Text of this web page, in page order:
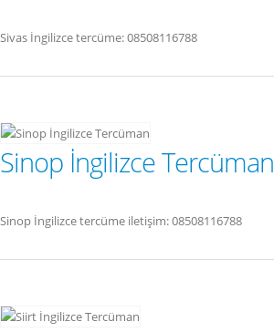
Sivas İngilizce tercüme: 08508116788
Sinop İngilizce Tercüman
Sinop İngilizce tercüme iletişim: 08508116788